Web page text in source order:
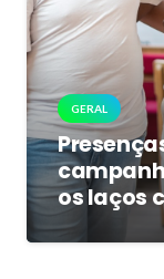
GERAL
os laços